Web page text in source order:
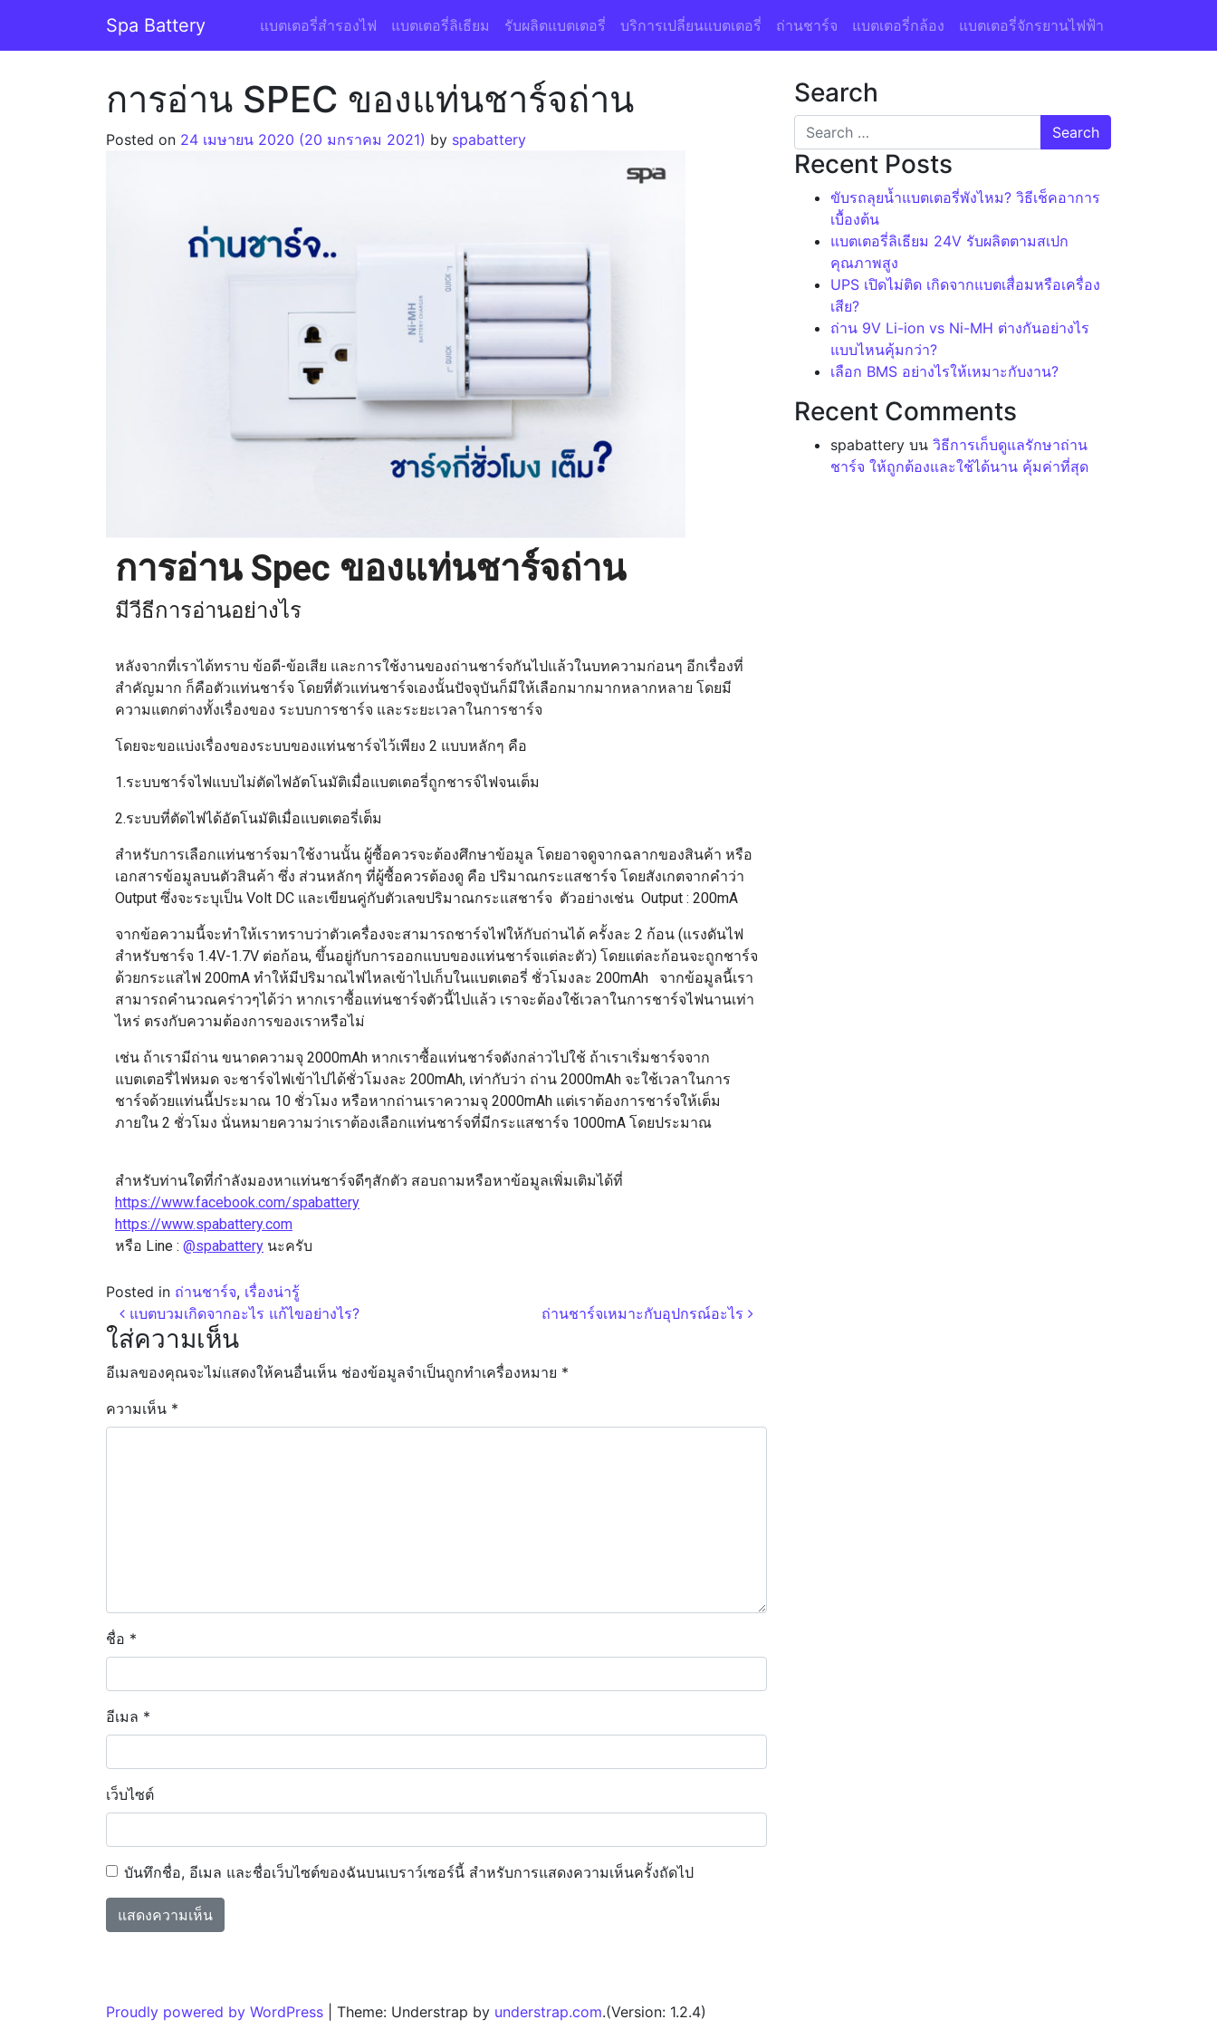
Spa Battery แบตเตอรี่สำรองไฟ แบตเตอรี่ลิเธียม รับผลิตแบตเตอรี่ บริการเปลี่ยนแบตเตอรี่ ถ่านชาร์จ แบตเตอรี่กล้อง แบตเตอรี่จักรยานไฟฟ้า
การอ่าน SPEC ของแท่นชาร์จถ่าน
Posted on 24 เมษายน 2020 (20 มกราคม 2021) by spabattery
การอ่าน Spec ของแท่นชาร์จถ่าน
มีวีธีการอ่านอย่างไร
หลังจากที่เราได้ทราบ ข้อดี-ข้อเสีย และการใช้งานของถ่านชาร์จกันไปแล้วในบทความก่อนๆ อีกเรื่องที่
สำคัญมาก ก็คือตัวแท่นชาร์จ โดยที่ตัวแท่นชาร์จเองนั้นปัจจุบันก็มีให้เลือกมากมากหลากหลาย โดยมี
ความแตกต่างทั้งเรื่องของ ระบบการชาร์จ และระยะเวลาในการชาร์จ
โดยจะขอแบ่งเรื่องของระบบของแท่นชาร์จไว้เพียง 2 แบบหลักๆ คือ
1.ระบบชาร์จไฟแบบไม่ตัดไฟอัตโนมัติเมื่อแบตเตอรี่ถูกชารจ์ไฟจนเต็ม
2.ระบบที่ตัดไฟได้อัตโนมัติเมื่อแบตเตอรี่เต็ม
สำหรับการเลือกแท่นชาร์จมาใช้งานนั้น ผู้ซื้อควรจะต้องศึกษาข้อมูล โดยอาจดูจากฉลากของสินค้า หรือ
เอกสารข้อมูลบนตัวสินค้า ซึ่ง ส่วนหลักๆ ที่ผู้ซื้อควรต้องดู คือ ปริมาณกระแสชาร์จ โดยสังเกตจากคำว่า
Output ซึ่งจะระบุเป็น Volt DC และเขียนคู่กับตัวเลขปริมาณกระแสชาร์จ ตัวอย่างเช่น Output : 200mA
จากข้อความนี้จะทำให้เราทราบว่าตัวเครื่องจะสามารถชาร์จไฟให้กับถ่านได้ ครั้งละ 2 ก้อน (แรงดันไฟ
สำหรับชาร์จ 1.4V-1.7V ต่อก้อน, ขึ้นอยู่กับการออกแบบของแท่นชาร์จแต่ละตัว) โดยแต่ละก้อนจะถูกชาร์จ
ด้วยกระแสไฟ 200mA ทำให้มีปริมาณไฟไหลเข้าไปเก็บในแบตเตอรี่ ชั่วโมงละ 200mAh จากข้อมูลนี้เรา
สามารถคำนวณคร่าวๆได้ว่า หากเราซื้อแท่นชาร์จตัวนี้ไปแล้ว เราจะต้องใช้เวลาในการชาร์จไฟนานเท่า
ไหร่ ตรงกับความต้องการของเราหรือไม่
เช่น ถ้าเรามีถ่าน ขนาดความจุ 2000mAh หากเราซื้อแท่นชาร์จดังกล่าวไปใช้ ถ้าเราเริ่มชาร์จจาก
แบตเตอรี่ไฟหมด จะชาร์จไฟเข้าไปได้ชั่วโมงละ 200mAh, เท่ากับว่า ถ่าน 2000mAh จะใช้เวลาในการ
ชาร์จด้วยแท่นนี้ประมาณ 10 ชั่วโมง หรือหากถ่านเราความจุ 2000mAh แต่เราต้องการชาร์จให้เต็ม
ภายใน 2 ชั่วโมง นั่นหมายความว่าเราต้องเลือกแท่นชาร์จที่มีกระแสชาร์จ 1000mA โดยประมาณ
สำหรับท่านใดที่กำลังมองหาแท่นชาร์จดีๆสักตัว สอบถามหรือหาข้อมูลเพิ่มเติมได้ที่
https://www.facebook.com/spabattery
https://www.spabattery.com
หรือ Line : @spabattery นะครับ
Posted in ถ่านชาร์จ, เรื่องน่ารู้
แบตบวมเกิดจากอะไร แก้ไขอย่างไร?
ถ่านชาร์จเหมาะกับอุปกรณ์อะไร
ใส่ความเห็น
อีเมลของคุณจะไม่แสดงให้คนอื่นเห็น ช่องข้อมูลจำเป็นถูกทำเครื่องหมาย *
ความเห็น *
ชื่อ *
อีเมล *
เว็บไซต์
บันทึกชื่อ, อีเมล และชื่อเว็บไซต์ของฉันบนเบราว์เซอร์นี้ สำหรับการแสดงความเห็นครั้งถัดไป
Search
Recent Posts
ขับรถลุยน้ำแบตเตอรี่พังไหม? วิธีเช็คอาการ
เบื้องต้น
แบตเตอรี่ลิเธียม 24V รับผลิตตามสเปก
คุณภาพสูง
UPS เปิดไม่ติด เกิดจากแบตเสื่อมหรือเครื่อง
เสีย?
ถ่าน 9V Li-ion vs Ni-MH ต่างกันอย่างไร
แบบไหนคุ้มกว่า?
เลือก BMS อย่างไรให้เหมาะกับงาน?
Recent Comments
spabattery บน วิธีการเก็บดูแลรักษาถ่าน
ชาร์จ ให้ถูกต้องและใช้ได้นาน คุ้มค่าที่สุด
Proudly powered by WordPress Theme: Understrap by understrap.com.(Version: 1.2.4)